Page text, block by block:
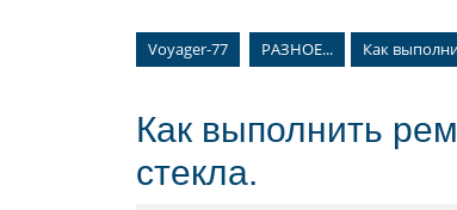
Voyager-77 РАЗНОЕ... Как
Как выполнить
стекла.